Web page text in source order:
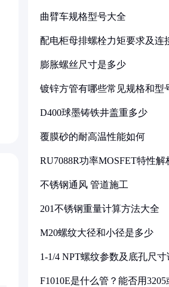
曲臂车规格型号大全
配电柜母排螺栓力矩要求及连
膨胀螺丝尺寸是多少
镀锌方管有哪些常见规格和型
D400球墨铸铁井盖重多少
覆膜砂的耐高温性能如何
RU7088R功率MOSFET特性解
不锈钢通风 管道施工
201不锈钢重量计算方法大全
M20螺纹大径和小径是多少
1-1/4 NPT螺纹参数及底孔尺寸
F1010E是什么管？能否用3205